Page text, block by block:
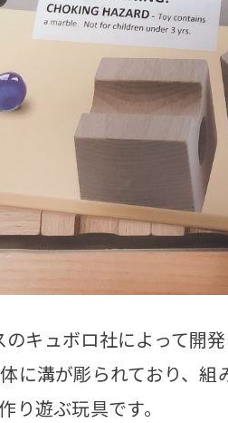
のキュボロ社によって開発
に溝が彫られており、
り遊ぶ玩具です。